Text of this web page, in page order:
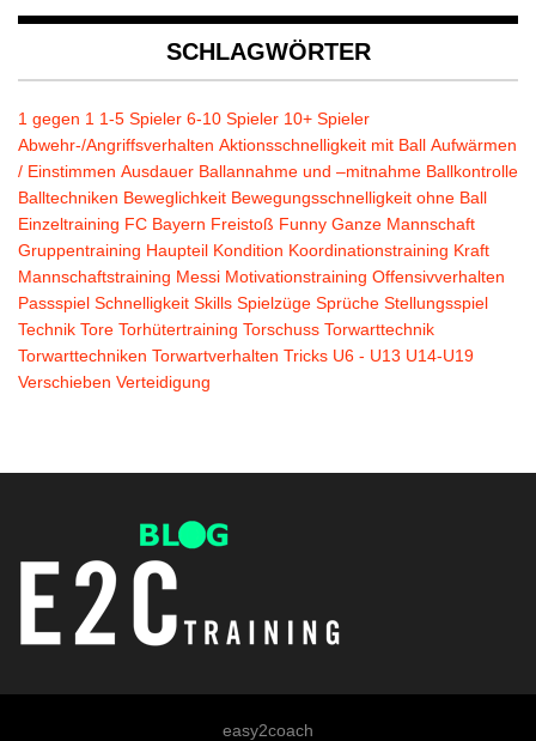
SCHLAGWÖRTER
1 gegen 1 1-5 Spieler 6-10 Spieler 10+ Spieler
Abwehr-/Angriffsverhalten Aktionsschnelligkeit mit Ball Aufwärmen
/ Einstimmen Ausdauer Ballannahme und –mitnahme Ballkontrolle
Balltechniken Beweglichkeit Bewegungsschnelligkeit ohne Ball
Einzeltraining FC Bayern Freistoß Funny Ganze Mannschaft
Gruppentraining Haupteil Kondition Koordinationstraining Kraft
Mannschaftstraining Messi Motivationstraining Offensivverhalten
Passspiel Schnelligkeit Skills Spielzüge Sprüche Stellungsspiel
Technik Tore Torhütertraining Torschuss Torwarttechnik
Torwarttechniken Torwartverhalten Tricks U6 - U13 U14-U19
Verschieben Verteidigung
easy2coach